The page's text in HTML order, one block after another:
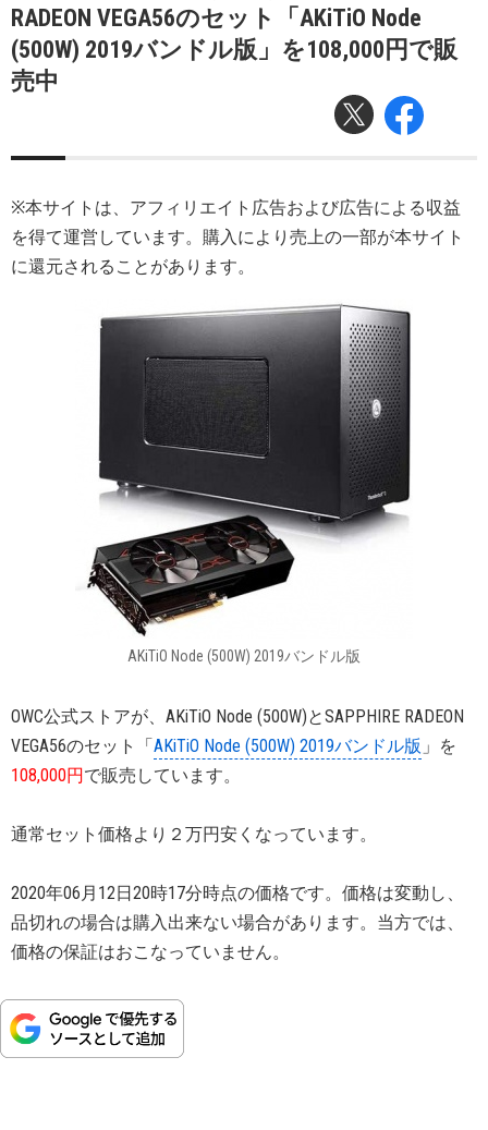
RADEON VEGA56のセット「AKiTiO Node
(500W) 2019バンドル版」を108,000円で販
売中
※本サイトは、アフィリエイト広告および広告による収益
を得て運営しています。購入により売上の一部が本サイト
に還元されることがあります。
AKiTiO Node (500W) 2019バンドル版
OWC公式ストアが、AKiTiO Node (500W)とSAPPHIRE RADEON
VEGA56のセット「AKiTiO Node (500W) 2019バンドル版 」を
108,000円で販売しています。
通常セット価格より２万円安くなっています。
2020年06月12日20時17分時点の価格です。価格は変動し、
品切れの場合は購入出来ない場合があります。当方では、
価格の保証はおこなっていません。